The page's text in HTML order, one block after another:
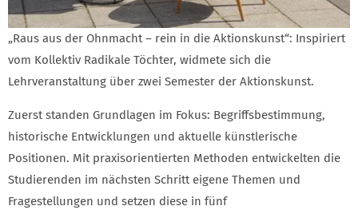
„Raus aus der Ohnmacht – rein in die Aktionskunst“: Inspiriert
vom Kollektiv Radikale Töchter, widmete sich die
Lehrveranstaltung über zwei Semester der Aktionskunst.
Zuerst standen Grundlagen im Fokus: Begriffsbestimmung,
historische Entwicklungen und aktuelle künstlerische
Positionen. Mit praxisorientierten Methoden entwickelten die
Studierenden im nächsten Schritt eigene Themen und
Fragestellungen und setzen diese in fünf